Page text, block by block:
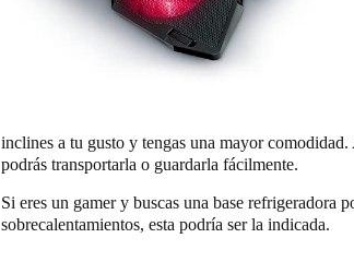
inclines a tu gusto y tengas una mayor
podrás transportarla o guardarla fácilmente.
Si eres un gamer y buscas una base refrigeradora
sobrecalentamientos, esta podría ser la indicada.